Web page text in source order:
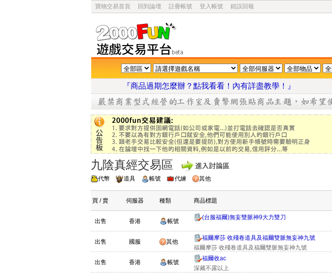
寶物交易首頁 回到論壇 註冊帳號 登入帳號 錯誤回報
『商品過期怎麼辦？點我看看！內有詳盡教學！』
九陰真經交易區
代幣 道具 帳號 代練 其他
買 / 賣 伺服器 種類 商品標題
出售 香港 帳號
(台服福爾)無妄雙脈神9大力雙刀
出售 國服 其他
福爾摩莎 收殘卷道具及福爾雙脈無妄神九號
福爾摩莎 收殘卷道具及福爾雙脈無妄神九號
出售 香港 帳號
福爾收ac
深藏不露以上